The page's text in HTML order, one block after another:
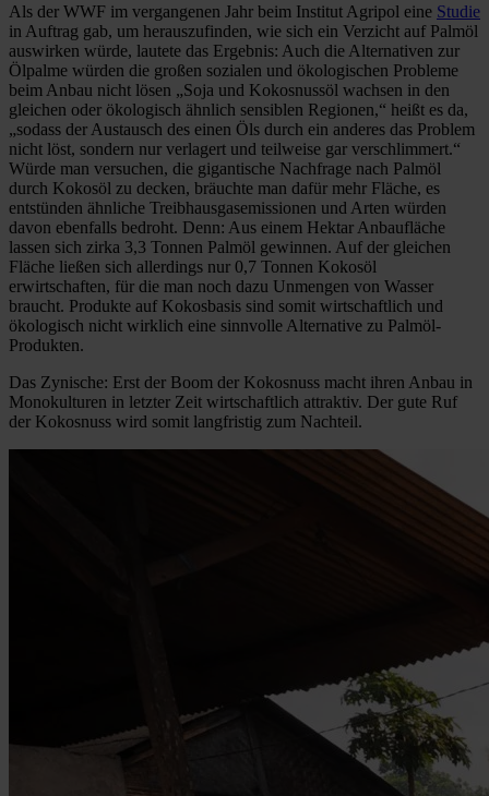
Als der WWF im vergangenen Jahr beim Institut Agripol eine Studie
in Auftrag gab, um herauszufinden, wie sich ein Verzicht auf Palmöl
auswirken würde, lautete das Ergebnis: Auch die Alternativen zur
Ölpalme würden die großen sozialen und ökologischen Probleme
beim Anbau nicht lösen „Soja und Kokosnussöl wachsen in den
gleichen oder ökologisch ähnlich sensiblen Regionen,“ heißt es da,
„sodass der Austausch des einen Öls durch ein anderes das Problem
nicht löst, sondern nur verlagert und teilweise gar verschlimmert.“
Würde man versuchen, die gigantische Nachfrage nach Palmöl
durch Kokosöl zu decken, bräuchte man dafür mehr Fläche, es
entstünden ähnliche Treibhausgasemissionen und Arten würden
davon ebenfalls bedroht. Denn: Aus einem Hektar Anbaufläche
lassen sich zirka 3,3 Tonnen Palmöl gewinnen. Auf der gleichen
Fläche ließen sich allerdings nur 0,7 Tonnen Kokosöl
erwirtschaften, für die man noch dazu Unmengen von Wasser
braucht. Produkte auf Kokosbasis sind somit wirtschaftlich und
ökologisch nicht wirklich eine sinnvolle Alternative zu Palmöl-
Produkten.
Das Zynische: Erst der Boom der Kokosnuss macht ihren Anbau in
Monokulturen in letzter Zeit wirtschaftlich attraktiv. Der gute Ruf
der Kokosnuss wird somit langfristig zum Nachteil.